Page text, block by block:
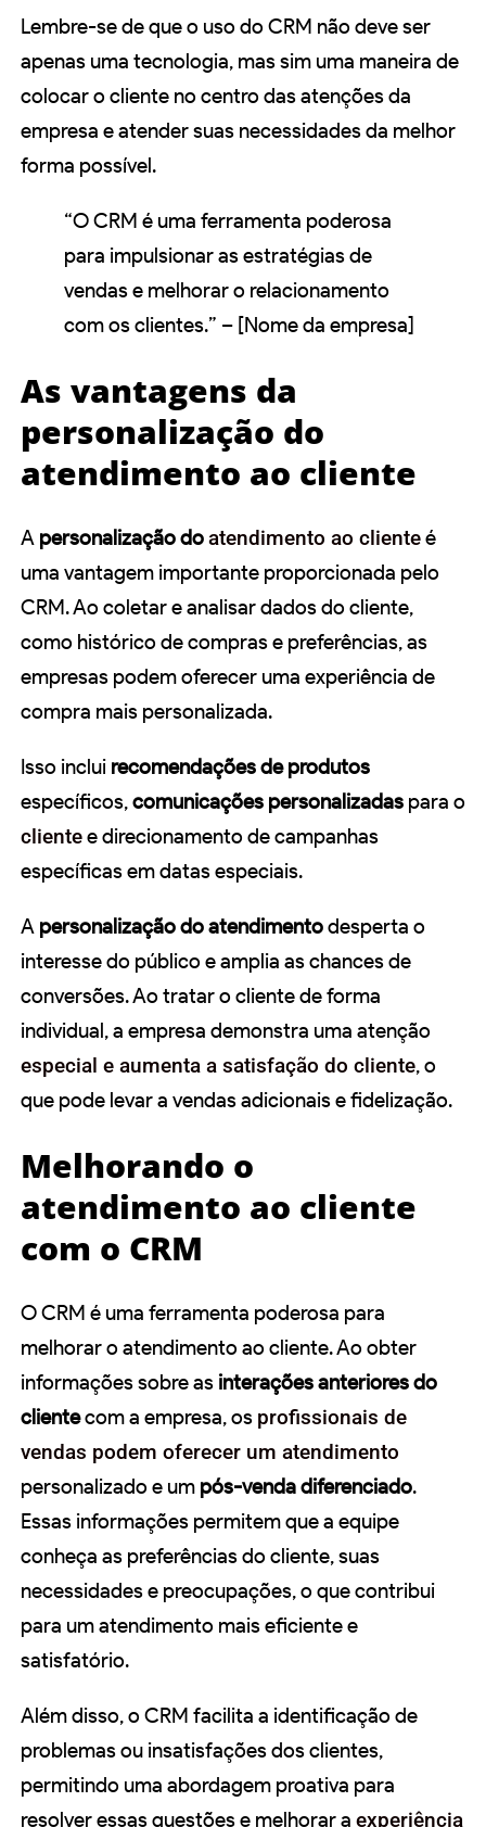
Lembre-se de que o uso do CRM não deve ser
apenas uma tecnologia, mas sim uma maneira de
colocar o cliente no centro das atenções da
empresa e atender suas necessidades da melhor
forma possível.
“O CRM é uma ferramenta poderosa
para impulsionar as estratégias de
vendas e melhorar o relacionamento
com os clientes.” – [Nome da empresa]
As vantagens da
personalização do
atendimento ao cliente
A personalização doatendimento ao clienteé
uma vantagem importante proporcionada pelo
CRM. Ao coletar e analisar dados do cliente,
como histórico de compras e preferências, as
empresas podem oferecer uma experiência de
compra mais personalizada.
Isso inclui recomendações de produtos
específicos,comunicações personalizadas para o
clientee direcionamento de campanhas
específicas em datas especiais.
A personalização do atendimentodesperta o
interesse do público e amplia as chances de
conversões. Ao tratar o cliente de forma
individual, a empresa demonstra uma atenção
especial e aumenta a satisfação do cliente, o
que pode levar a vendas adicionais e fidelização.
Melhorando o
atendimento ao cliente
com o CRM
O CRM é uma ferramenta poderosa para
melhorar o atendimento ao cliente. Ao obter
informações sobre as interações anteriores do
clientecom a empresa, os profissionais de
vendas podem oferecer um atendimento
personalizado e um pós-venda diferenciado.
Essas informações permitem que a equipe
conheça as preferências do cliente, suas
necessidades e preocupações, o que contribui
para um atendimento mais eficiente e
satisfatório.
Além disso, o CRM facilita a identificação de
problemas ou insatisfações dos clientes,
permitindo uma abordagem proativa para
resolver essas questões e melhorar a experiência